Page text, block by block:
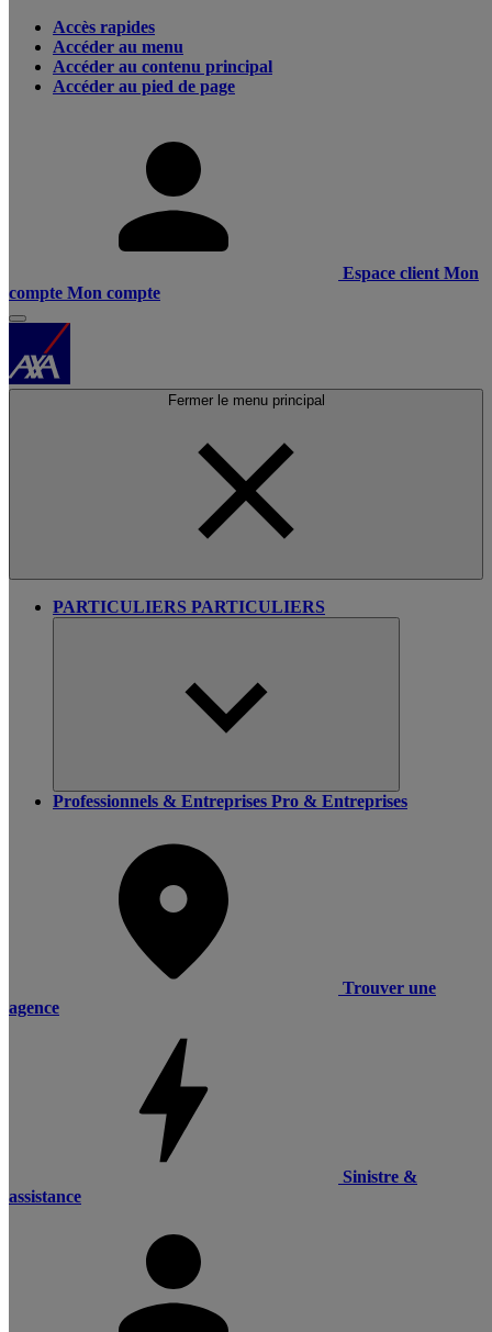
Accès rapides
Accéder au menu
Accéder au contenu principal
Accéder au pied de page
Espace client Mon
compte Mon compte
Fermer le menu principal
PARTICULIERS PARTICULIERS
Professionnels & Entreprises Pro & Entreprises
Trouver une
agence
Sinistre &
assistance